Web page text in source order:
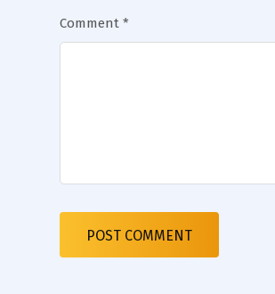
Comment *